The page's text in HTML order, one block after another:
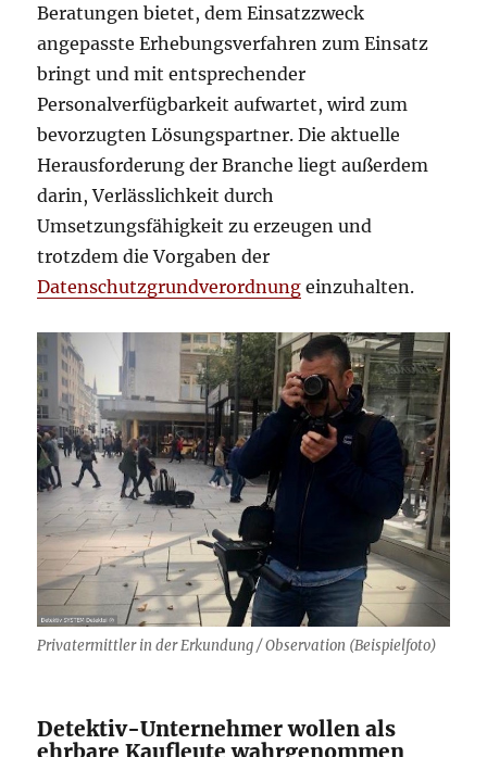
Beratungen bietet, dem Einsatzzweck
angepasste Erhebungsverfahren zum Einsatz
bringt und mit entsprechender
Personalverfügbarkeit aufwartet, wird zum
bevorzugten Lösungspartner. Die aktuelle
Herausforderung der Branche liegt außerdem
darin, Verlässlichkeit durch
Umsetzungsfähigkeit zu erzeugen und
trotzdem die Vorgaben der
Datenschutzgrundverordnung einzuhalten.
Privatermittler in der Erkundung / Observation (Beispielfoto)
Detektiv-Unternehmer wollen als